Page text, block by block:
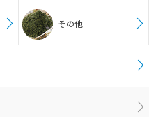
その他